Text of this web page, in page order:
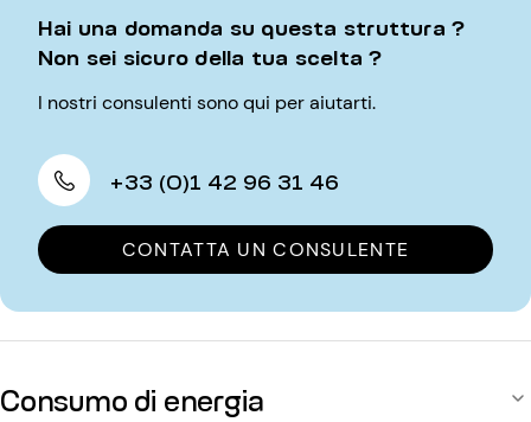
Hai una domanda su questa struttura ?
Non sei sicuro della tua scelta ?
I nostri consulenti sono qui per aiutarti.
+33 (0)1 42 96 31 46
CONTATTA UN CONSULENTE
Consumo di energia